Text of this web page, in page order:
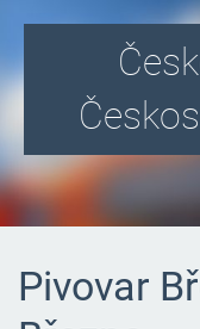
Pivovar